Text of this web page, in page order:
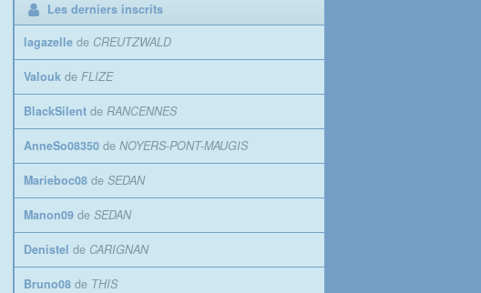
Les derniers inscrits
lagazellede CREUTZWALD
Valoukde FLIZE
BlackSilentde RANCENNES
AnneSo08350de NOYERS-PONT-MAUGIS
Marieboc08de SEDAN
Manon09de SEDAN
Denistel de CARIGNAN
Bruno08de THIS